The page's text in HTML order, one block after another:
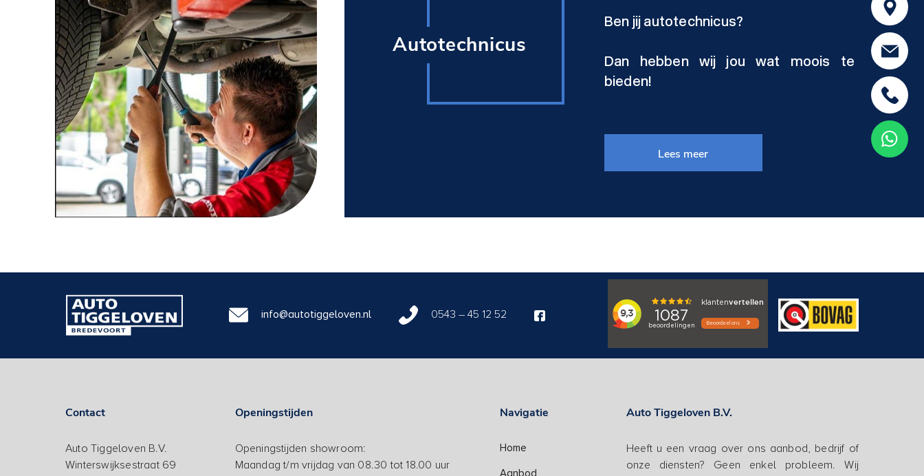
Autotechnicus
Ben jij autotechnicus?
Dan hebben wij jou wat moois te
bieden!
Lees meer
info@autotiggeloven.nl 0543 – 45 12 52
Contact
Auto Tiggeloven B.V.
Winterswijksestraat 69
Openingstijden
Openingstijden showroom:
Maandag t/m vrijdag van 08.30 tot 18.00 uur
Navigatie
Home
Aanbod
Auto Tiggeloven B.V.
Heeft u een vraag over ons aanbod, bedrijf of
onze diensten? Geen enkel probleem. Wij